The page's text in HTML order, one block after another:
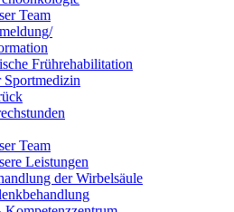
Team
Frührehabilitation
Team
Leistungen
der Wirbelsäule